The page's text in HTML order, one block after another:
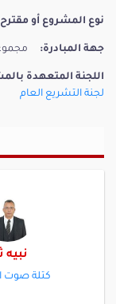
نوع المشروع أو مقترح
جهة المبادرة:
اللجنة المتعهدة
لجنة التشريع العام
نبيه
كتلة صوت